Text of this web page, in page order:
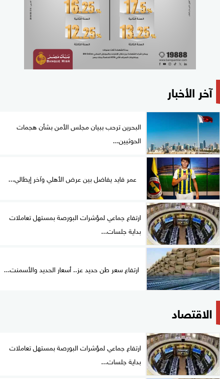
آخر الأخبار
البحرين ترحب ببيان مجلس الأمن بشأن هجمات
الحوثيين...
عمر فايد يفاضل بين عرض الأهلي وآخر إيطالي...
ارتفاع جماعي لمؤشرات البورصة بمستهل تعاملات
بداية جلسات...
ارتفاع سعر طن حديد عز.. أسعار الحديد والأسمنت...
الاقتصاد
ارتفاع جماعي لمؤشرات البورصة بمستهل تعاملات
بداية جلسات...